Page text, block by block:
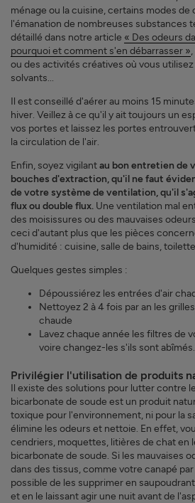
ménage ou la cuisine, certains modes
l'émanation de nombreuses substances
détaillé dans notre article « Des odeurs
pourquoi et comment s'en débarrasser »
ou des activités créatives où vous
solvants...
Il est conseillé d'aérer au moins 15
hiver. Veillez à ce qu'il y ait toujours un
vos portes et laissez les portes
la circulation de l'air.
Enfin, soyez vigilantau bon entretien de
bouches d'extraction, qu'il ne faut
de votre système de ventilation, qu'il
flux ou double flux. Une ventilation mal
des moisissures ou des mauvaises
ceci d'autant plus que les pièces
d'humidité : cuisine, salle de bains,
Quelques gestes simples :
Dépoussiérez les entrées d'air
Nettoyez 2 à 4 fois par an les
chaude
Lavez chaque année les filtres de
voire changez-les s'ils sont abîmés.
Privilégier l'utilisation de produits
Il existe des solutions pour lutter contre
bicarbonate de soude est un produit
toxique pour l'environnement, ni pour la
élimine les odeurs et nettoie. En effet,
cendriers, moquettes, litières de chat en
bicarbonate de soude. Si les mauvaises
dans des tissus, comme votre canapé
possible de les supprimer en
et en le laissant agir une nuit avant de